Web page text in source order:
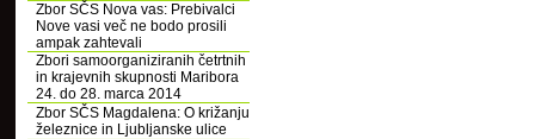
Zbor SČS Nova vas: Prebivalci
Nove vasi več ne bodo prosili
ampak zahtevali
Zbori samoorganiziranih četrtnih
in krajevnih skupnosti Maribora
24. do 28. marca 2014
Zbor SČS Magdalena: O križanju
železnice in Ljubljanske ulice